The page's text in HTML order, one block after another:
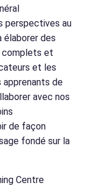
perspectives au
élaborer des
complets et
et les
apprenants de
avec nos
de façon
fondé sur la
Centre